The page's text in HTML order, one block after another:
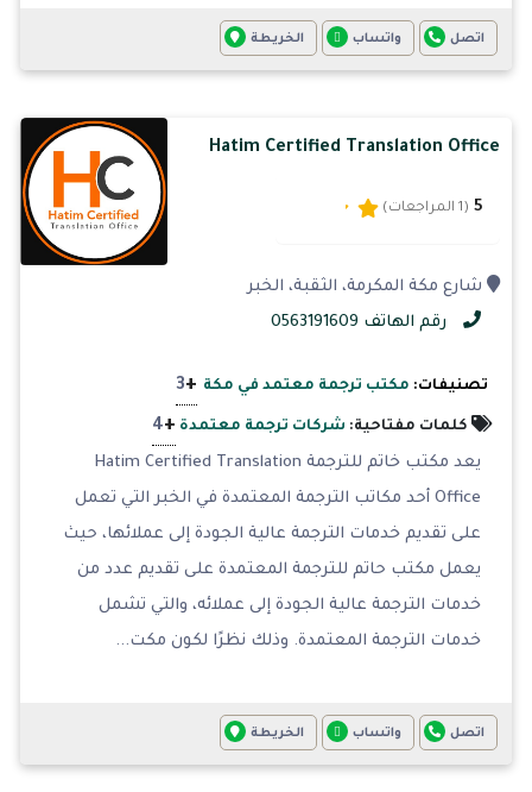
اتصل واتساب الخريطة
Hatim Certified Translation Office
5 (1 المراجعات)
شارع مكة المكرمة، الثقبة، الخبر
رقم الهاتف 0563191609
تصنيفات: مكتب ترجمة معتمد في مكة +
3
كلمات مفتاحية: شركات ترجمة معتمدة +
4
يعد مكتب خاتم للترجمة Hatim Certified Translation
Office أحد مكاتب الترجمة المعتمدة في الخبر التي تعمل
على تقديم خدمات الترجمة عالية الجودة إلى عملائها، حيث
يعمل مكتب حاتم للترجمة المعتمدة على تقديم عدد من
خدمات الترجمة عالية الجودة إلى عملائه، والتي تشمل
خدمات الترجمة المعتمدة. وذلك نظرًا لكون مكت...
اتصل واتساب الخريطة